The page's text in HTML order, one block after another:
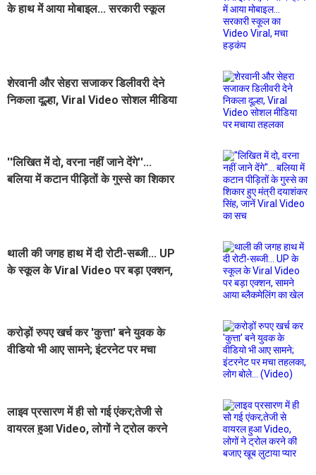
के हाथ में आया मोबाइल... सरकारी स्कूल
शेरवानी और सेहरा सजाकर डिलीवरी देने
निकला दूल्हा, Viral Video सोशल मीडिया
''लिखित में दो, वरना नहीं जाने देंगे''...
बलिया में कटान पीड़ितों के गुस्से का शिकार
थाली की जगह हाथ में दी रोटी-सब्जी... UP
के स्कूल के Viral Video पर बड़ा एक्शन,
करोड़ों रुपए खर्च कर 'कुत्ता' बने युवक के
वीडियो भी आए सामने; इंटरनेट पर मचा
लाइव प्रसारण में ही सो गई एंकर;तेजी से
वायरल हुआ Video, लोगों ने ट्रोल करने